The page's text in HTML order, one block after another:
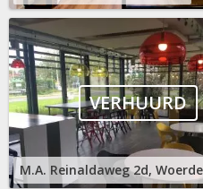
M.A. Reinaldaweg 2d,
VERHUURD